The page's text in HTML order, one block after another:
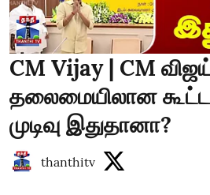
CM Vijay | CM
தலைமையிலான
முடிவு இதுதானா?
thanthitv